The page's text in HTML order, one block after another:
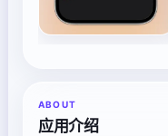
ABOUT
应用介绍